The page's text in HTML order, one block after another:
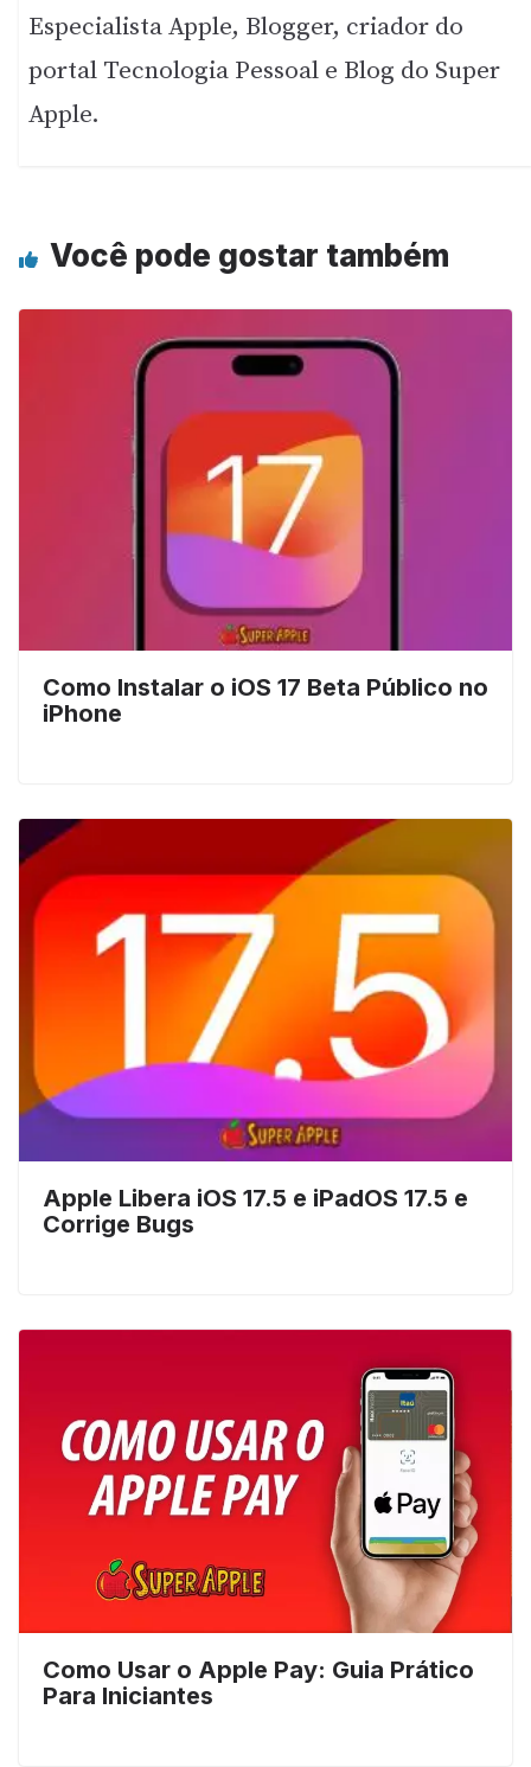
Especialista Apple, Blogger, criador do
portal Tecnologia Pessoal e Blog do Super
Apple.
Você pode gostar também
Como Instalar o iOS 17 Beta Público no
iPhone
Apple Libera iOS 17.5 e iPadOS 17.5 e
Corrige Bugs
Como Usar o Apple Pay: Guia Prático
Para Iniciantes